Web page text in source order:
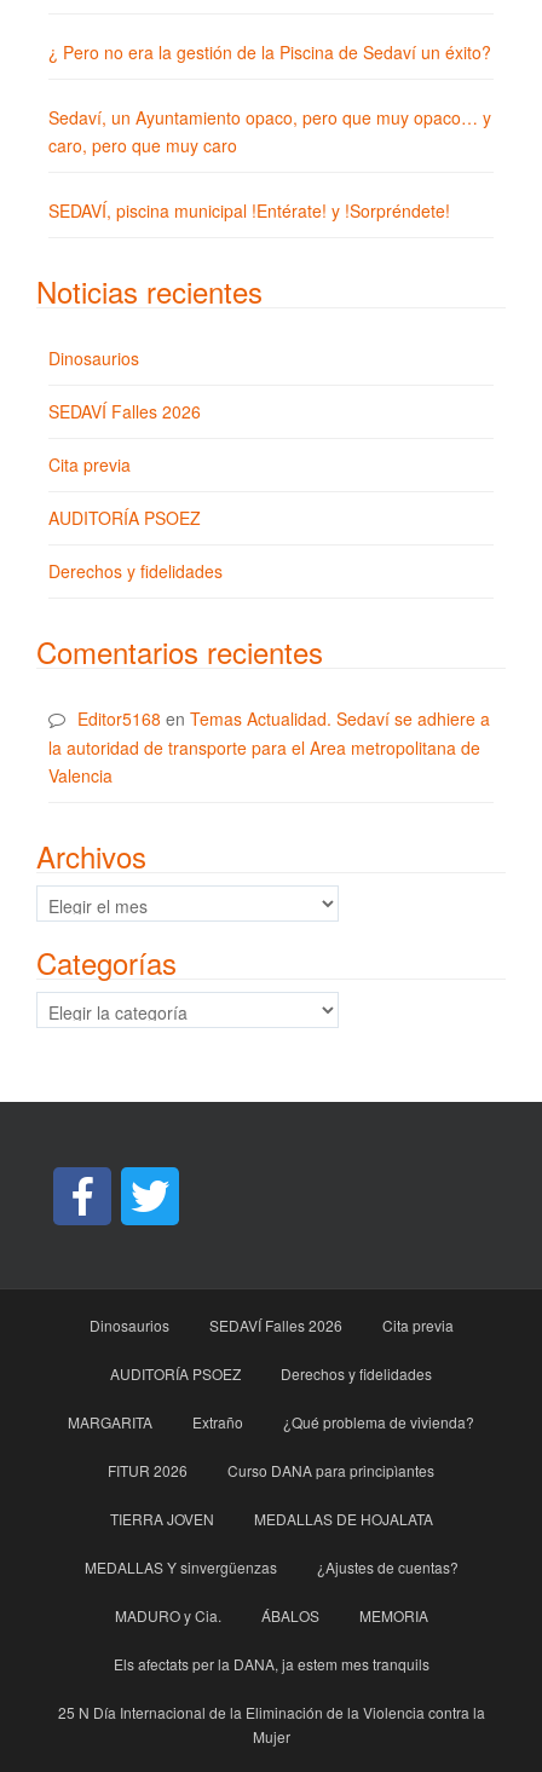
¿ Pero no era la gestión de la Piscina de Sedaví un éxito?
Sedaví, un Ayuntamiento opaco, pero que muy opaco… y
caro, pero que muy caro
SEDAVÍ, piscina municipal !Entérate! y !Sorpréndete!
Noticias recientes
Dinosaurios
SEDAVÍ Falles 2026
Cita previa
AUDITORÍA PSOEZ
Derechos y fidelidades
Comentarios recientes
Editor5168 en Temas Actualidad. Sedaví se adhiere a
la autoridad de transporte para el Area metropolitana de
Valencia
Archivos
Archivos
Categorías
Categorías
Dinosaurios SEDAVÍ Falles 2026 Cita previa
AUDITORÍA PSOEZ Derechos y fidelidades
MARGARITA Extraño ¿Qué problema de vivienda?
FITUR 2026 Curso DANA para principìantes
TIERRA JOVEN MEDALLAS DE HOJALATA
MEDALLAS Y sinvergüenzas ¿Ajustes de cuentas?
MADURO y Cia. ÁBALOS MEMORIA
Els afectats per la DANA, ja estem mes tranquils
25 N Día Internacional de la Eliminación de la Violencia contra la
Mujer